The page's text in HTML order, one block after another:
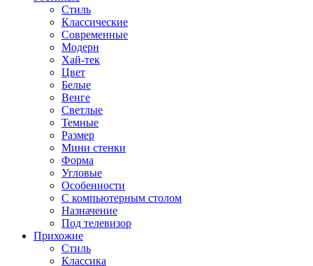
Стиль
Классические
Современные
Модерн
Хай-тек
Цвет
Белые
Венге
Светлые
Темные
Размер
Мини стенки
Форма
Угловые
Особенности
С компьютерным столом
Назначение
Под телевизор
Прихожие
Стиль
Классика